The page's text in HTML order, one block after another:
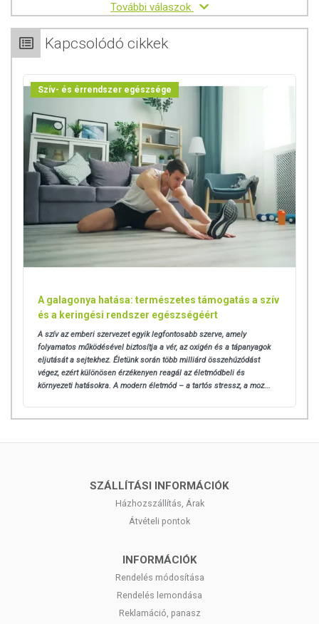
További válaszok
Kapcsolódó cikkek
Szív- és érrendszer egészsége
A galagonya hatása: természetes támogatás a szív
és a keringési rendszer egészségéért
A szív az emberi szervezet egyik legfontosabb szerve, amely
folyamatos működésével biztosítja a vér, az oxigén és a tápanyagok
eljutását a sejtekhez. Életünk során több milliárd összehúzódást
végez, ezért különösen érzékenyen reagál az életmódbeli és
környezeti hatásokra. A modern életmód – a tartós stressz, a moz...
SZÁLLÍTÁSI INFORMÁCIÓK
Házhozszállítás, Árak
Átvételi pontok
INFORMÁCIÓK
Rendelés módosítása
Rendelés lemondása
Reklamáció, panasz